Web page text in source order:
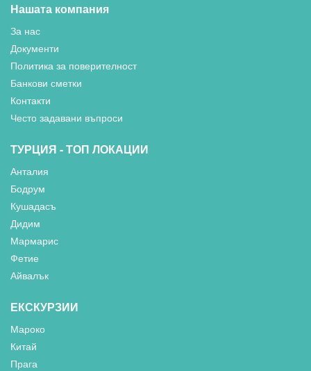
Нашата компания
За нас
Документи
Политика за поверителност
Банкови сметки
Контакти
Често задавани въпроси
ТУРЦИЯ - ТОП ЛОКАЦИИ
Анталия
Бодрум
Кушадасъ
Дидим
Мармарис
Фетие
Айвалък
ЕКСКУРЗИИ
Мароко
Китай
Прага